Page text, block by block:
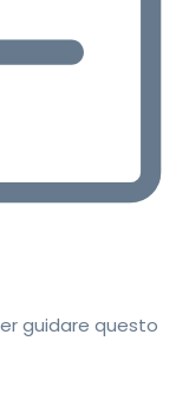
guidare questo